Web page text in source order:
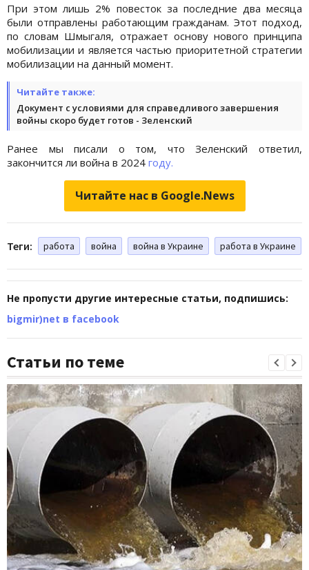
При этом лишь 2% повесток за последние два месяца
были отправлены работающим гражданам. Этот подход,
по словам Шмыгаля, отражает основу нового принципа
мобилизации и является частью приоритетной стратегии
мобилизации на данный момент.
Читайте также:
Документ с условиями для справедливого завершения
войны скоро будет готов - Зеленский
Ранее мы писали о том, что Зеленский ответил,
закончится ли война в 2024 году.
Читайте нас в Google.News
Теги: работа война война в Украине работа в Украине
Не пропусти другие интересные статьи, подпишись:
bigmir)net в facebook
Статьи по теме